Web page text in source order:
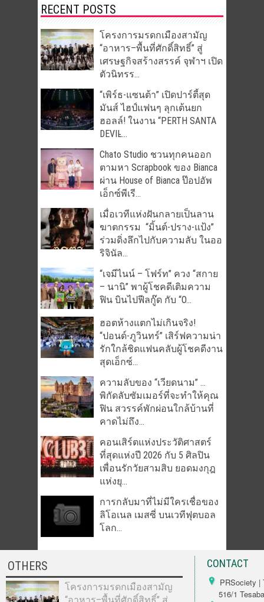
RECENT POSTS
โครงการมรดกเมืองสามัญ
“อาหาร–พื้นที่ศักดิ์สิทธิ์” สู่
เศรษฐกิจสร้างสรรค์ จุฬาฯ เปิด
ตัวนิทรร...
“เพิร์ธ-แซนต้า” เปิดปาร์ตี้สุด
มันส์ ไฮป์แฟนๆ ลุกเต้นยก
ฮอลล์! ในงาน “PERTH SANTA
DEVIL̵...
Chato Studio ชวนทุกคนออก
ตามหา Scrapbook ของ Bianca
ผ่าน House of Bianca ป๊อปอัพ
เอ็กซ์พีเรี...
เมื่อเวทีแห่งฝันกลายเป็นลาน
ฆาตกรรม “มิ้นต์-ปราง-แป้ง”
ร่วมดิ่งลึกไปกับความลับ ในออ
ริจินัล...
“เจมีไนน์ – โฟร์ท” ควง “สกาย
– นานิ” พาผู้โชคดีเติมความ
ฟิน บินไปฟีลกู๊ด กับ “O...
ฮอตห้างแตกไม่เกินจริง!
“ปอนด์-ภูวินทร์” เสิร์ฟความน่า
รักใกล้ชิดแฟนคลับผู้โชคดีงาน
สุดเอ็กซ์...
ความลับของ “เวียดนาม” …
พิกัดลับซัมเมอร์ที่จะทำให้คุณ
ฟิน สวรรค์พักผ่อนใกล้บ้านที่
คาดไม่ถึง...
คอนเสิร์ตแห่งประวัติศาสตร์
ที่สุดแห่งปี 2026 กับ 5 ศิลปิน
เพื่อนรักวัยสามสิบ ยอดมงกุฎ
แห่งยุ...
การกลับมาที่ไม่มีใครเชื่อของ
ลิโอเนล เมสซี่ บนเวทีฟุตบอล
โลก...
OTHERS
โครงการมรดกเมืองสามัญ
CONTACT
PRSociety |
516/1